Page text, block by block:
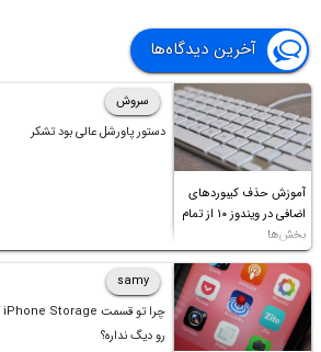
آخرین دیدگاه‌ها
آموزش حذف کیبوردهای
اضافی در ویندوز ۱۰ از تمام
بخش‌ها
سروش
دستور پاورشل عالی بود تشکر
samy
رو دیگ نداره؟